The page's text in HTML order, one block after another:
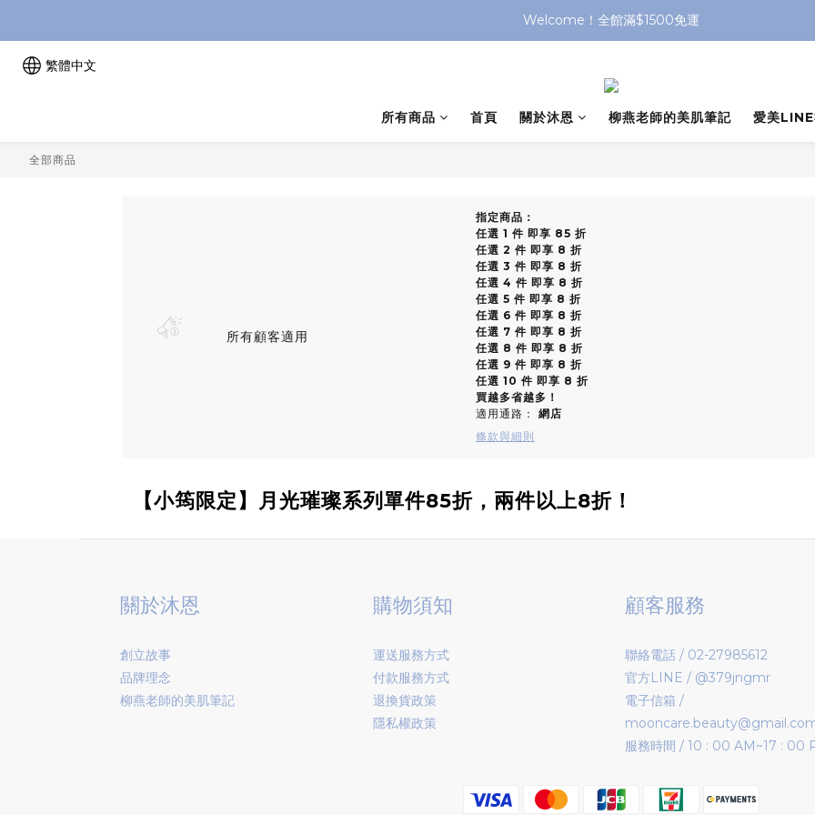
Welcome！全館滿$1500免運
繁體中文
所有商品 首頁 關於沐恩 柳燕老師的美肌筆記 愛美
全部商品
所有顧客適用
指定商品：
任選 1 件 即享 85 折
任選 2 件 即享 8 折
任選 3 件 即享 8 折
任選 4 件 即享 8 折
任選 5 件 即享 8 折
任選 6 件 即享 8 折
任選 7 件 即享 8 折
任選 8 件 即享 8 折
任選 9 件 即享 8 折
任選 10 件 即享 8 折
買越多省越多！
適用通路： 網店
條款與細則
【小筠限定】月光璀璨系列單件85折，兩件以上8折！
關於沐恩
創立故事
品牌理念
柳燕老師的美肌筆記
購物須知
運送服務方式
付款服務方式
退換貨政策
隱私權政策
顧客服務
聯絡電話 / 02-27985612
官方LINE / @379jngmr
電子信箱 /
服務時間 / 10 : 00 AM~17 : 00